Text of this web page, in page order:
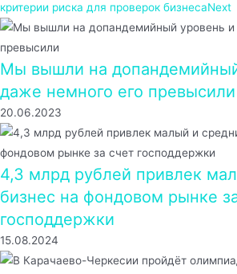
критерии риска для проверок бизнесаNext
Мы вышли на
даже немного его превысили
20.06.2023
4,3 млрд рублей привлек
бизнес на фондовом рынке
господдержки
15.08.2024